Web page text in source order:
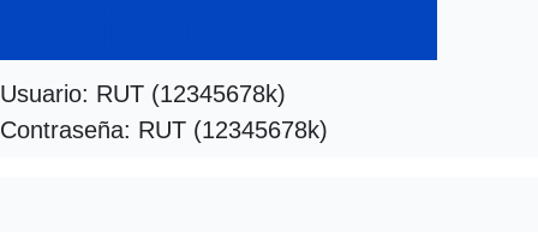
Usuario: RUT (12345678k)
Contraseña: RUT (12345678k)